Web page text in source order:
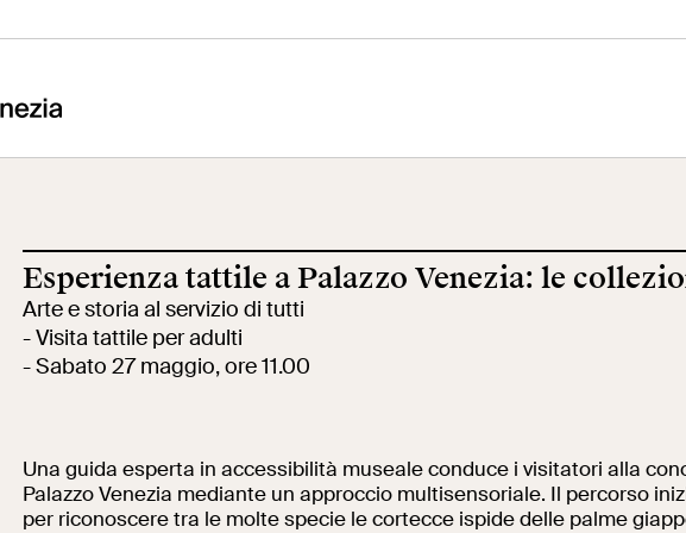
Educazione
Ricerca
Incontriamoci al
Collegio Romano
La collezione
del VIVE
del Risorgimento
Panoramica
Esperienza tattile a Palazzo Venezia: le
Arte e storia al servizio di tutti
- Visita tattile per adulti
- Sabato 27 maggio, ore 11.00
Una guida esperta in accessibilità museale conduce i visitatori alla
Palazzo Venezia mediante un approccio multisensoriale. Il percorso
per riconoscere tra le molte specie le cortecce ispide delle palme